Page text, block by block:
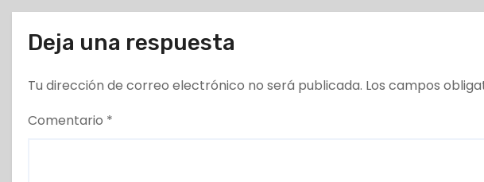
a
d
a
s
Deja una respuesta
Tu dirección de correo electrónico no será publicada. Los campos
Comentario *